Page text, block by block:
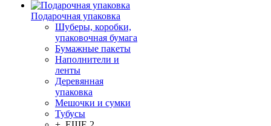
Подарочная упаковка
Шуберы, коробки,
упаковочная бумага
Бумажные пакеты
Наполнители и
ленты
Деревянная
упаковка
Мешочки и сумки
Тубусы